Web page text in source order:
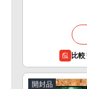
比
開封品